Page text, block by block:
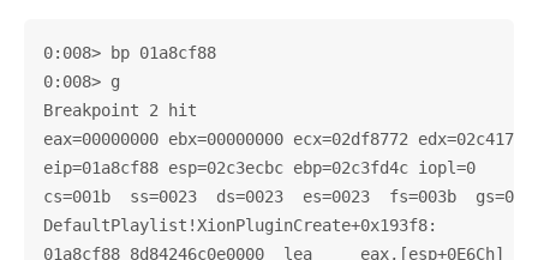
0:008> bp 01a8cf88
0:008> g
Breakpoint 2 hit
eax=00000000 ebx=00000000 ecx=02df8772
eip=01a8cf88 esp=02c3ecbc ebp=02c3fd4c iopl=0
cs=001b  ss=0023  ds=0023  es=0023  fs=003b
DefaultPlaylist!XionPluginCreate+0x193f8:
01a8cf88 8d84246c0e0000  lea     eax,[esp+0E6Ch]